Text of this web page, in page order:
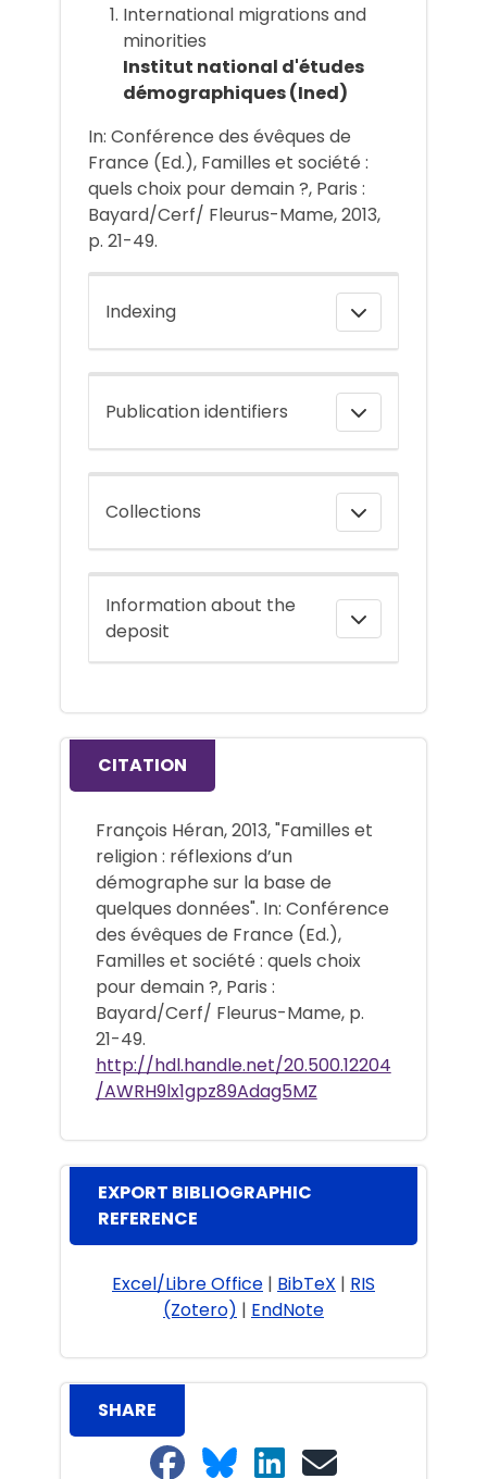
International migrations and
minorities
Institut national d'études
démographiques (Ined)
In: Conférence des évêques de
France (Ed.), Familles et société :
quels choix pour demain ?, Paris :
Bayard/Cerf/ Fleurus-Mame, 2013,
p. 21-49.
Indexing
Publication identifiers
Collections
Information about the
deposit
CITATION
François Héran, 2013, "Familles et
religion : réflexions d’un
démographe sur la base de
quelques données". In: Conférence
des évêques de France (Ed.),
Familles et société : quels choix
pour demain ?, Paris :
Bayard/Cerf/ Fleurus-Mame, p.
21-49.
http://hdl.handle.net/20.500.12204
/AWRH9lx1gpz89Adag5MZ
EXPORT BIBLIOGRAPHIC
REFERENCE
Excel/Libre Office | BibTeX | RIS
(Zotero) | EndNote
SHARE
Share on Facebook
Share on Bluesky
Share on LinkedIn